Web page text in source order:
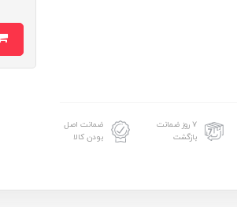
۷ روز ضمانت
بازگشت
ضمانت اصل
بودن کالا